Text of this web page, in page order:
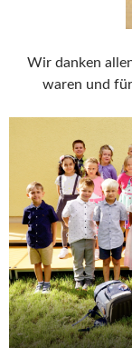
Wir danken
waren und